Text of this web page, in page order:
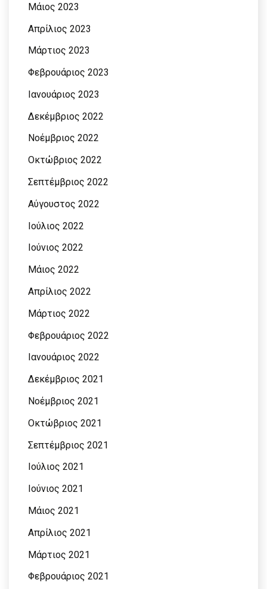
Μάιος 2023
Απρίλιος 2023
Μάρτιος 2023
Φεβρουάριος 2023
Ιανουάριος 2023
Δεκέμβριος 2022
Νοέμβριος 2022
Οκτώβριος 2022
Σεπτέμβριος 2022
Αύγουστος 2022
Ιούλιος 2022
Ιούνιος 2022
Μάιος 2022
Απρίλιος 2022
Μάρτιος 2022
Φεβρουάριος 2022
Ιανουάριος 2022
Δεκέμβριος 2021
Νοέμβριος 2021
Οκτώβριος 2021
Σεπτέμβριος 2021
Ιούλιος 2021
Ιούνιος 2021
Μάιος 2021
Απρίλιος 2021
Μάρτιος 2021
Φεβρουάριος 2021